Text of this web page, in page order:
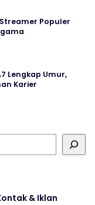
Populer
Lengkap Umur,
Karier
& Iklan